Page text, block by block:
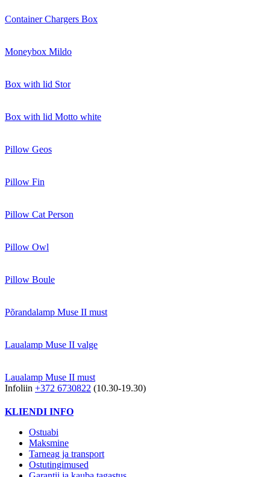
Container Chargers Box
Moneybox Mildo
Box with lid Stor
Box with lid Motto white
Pillow Geos
Pillow Fin
Pillow Cat Person
Pillow Owl
Pillow Boule
Põrandalamp Muse II must
Laualamp Muse II valge
Laualamp Muse II must
Infoliin +372 6730822 (10.30-19.30)
KLIENDI INFO
Ostuabi
Maksmine
Tarneag ja transport
Ostutingimused